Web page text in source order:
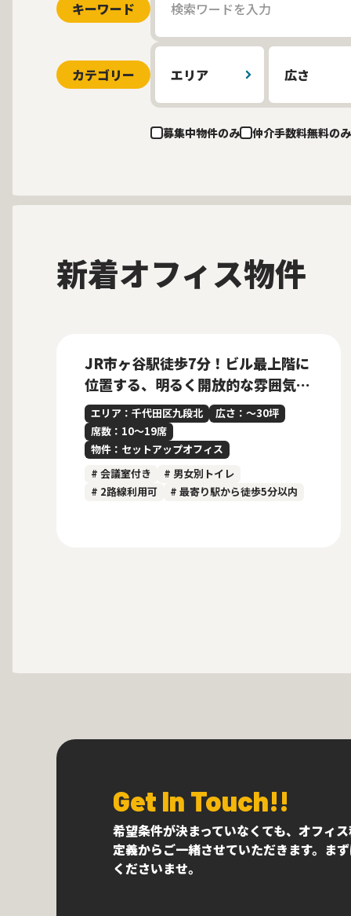
キーワード
カテゴリー エリア 広さ
募集中物件のみ 仲介手数料無料のみ
新着オフィス物件
JR市ヶ谷駅徒歩7分！ビル最上階に
位置する、明るく開放的な雰囲気の
内装付きセットアップオフィス
エリア：千代田区九段北
広さ：〜30坪
席数：10〜19席
物件：セットアップオフィス
# 会議室付き
# 男女別トイレ
# 2路線利用可
# 最寄り駅から徒歩5分以内
Get In Touch!!
希望条件が決まっていなくても、オフィ
定義からご一緒させていただきます。ま
くださいませ。